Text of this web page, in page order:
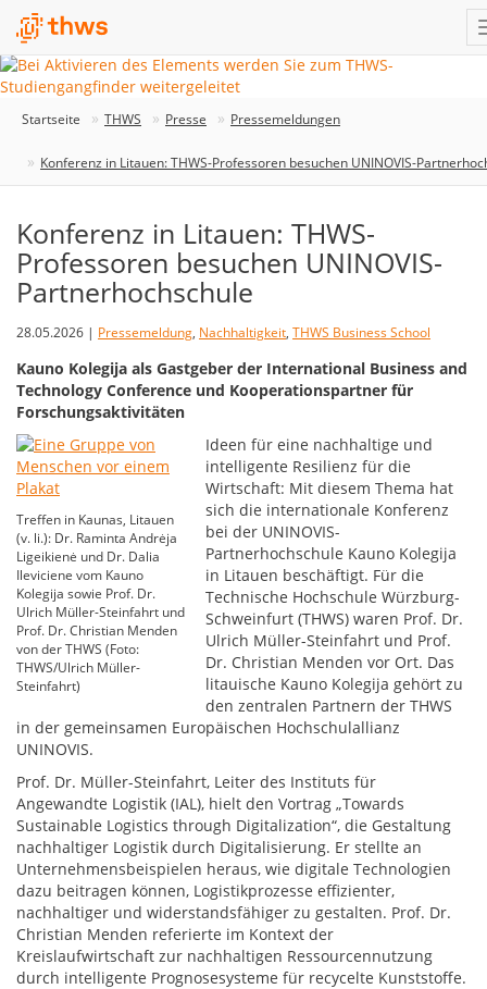
Startseite THWS Presse Pressemeldungen
Konferenz in Litauen: THWS-Professoren besuchen UNINOVIS-
Konferenz in Litauen: THWS-
Professoren besuchen UNINOVIS-
Partnerhochschule
28.05.2026 | Pressemeldung, Nachhaltigkeit, THWS Business School
Kauno Kolegija als Gastgeber der International Business and
Technology Conference und Kooperationspartner für
Forschungsaktivitäten
Treffen in Kaunas, Litauen
(v. li.): Dr. Raminta Andrėja
Ligeikienė und Dr. Dalia
Ileviciene vom Kauno
Kolegija sowie Prof. Dr.
Ulrich Müller-Steinfahrt und
Prof. Dr. Christian Menden
von der THWS (Foto:
THWS/Ulrich Müller-
Steinfahrt)
Ideen für eine nachhaltige und
intelligente Resilienz für die
Wirtschaft: Mit diesem Thema hat
sich die internationale Konferenz
bei der UNINOVIS-
Partnerhochschule Kauno Kolegija
in Litauen beschäftigt. Für die
Technische Hochschule Würzburg-
Schweinfurt (THWS) waren Prof. Dr.
Ulrich Müller-Steinfahrt und Prof.
Dr. Christian Menden vor Ort. Das
litauische Kauno Kolegija gehört zu
den zentralen Partnern der THWS
in der gemeinsamen Europäischen Hochschulallianz
UNINOVIS.
Prof. Dr. Müller-Steinfahrt, Leiter des Instituts für
Angewandte Logistik (IAL), hielt den Vortrag „Towards
Sustainable Logistics through Digitalization“, die Gestaltung
nachhaltiger Logistik durch Digitalisierung. Er stellte an
Unternehmensbeispielen heraus, wie digitale Technologien
dazu beitragen können, Logistikprozesse effizienter,
nachhaltiger und widerstandsfähiger zu gestalten. Prof. Dr.
Christian Menden referierte im Kontext der
Kreislaufwirtschaft zur nachhaltigen Ressourcennutzung
durch intelligente Prognosesysteme für recycelte Kunststoffe.